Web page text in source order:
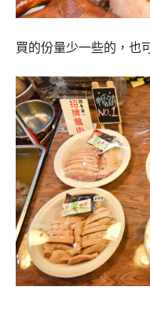
買的份量少一些的，也